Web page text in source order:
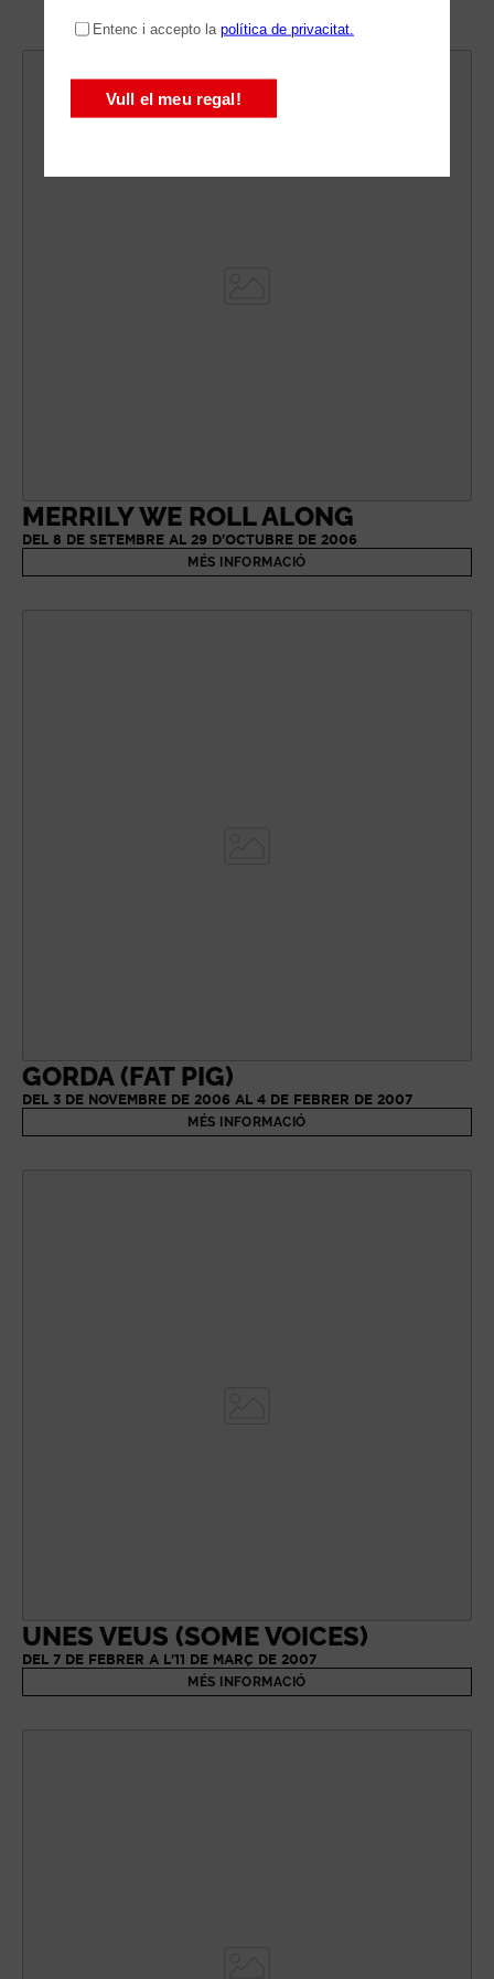
MERRILY WE ROLL ALONG
DEL 8 DE SETEMBRE AL 29 D'OCTUBRE DE 2006
MÉS INFORMACIÓ
GORDA (FAT PIG)
DEL 3 DE NOVEMBRE DE 2006 AL 4 DE FEBRER DE 2007
MÉS INFORMACIÓ
UNES VEUS (SOME VOICES)
DEL 7 DE FEBRER A L'11 DE MARÇ DE 2007
MÉS INFORMACIÓ